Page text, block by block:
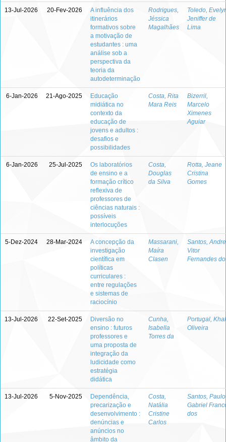
13-Jul-2026 20-Fev-2026
A influência dos
itinerários
formativos sobre
a motivação de
estudantes : uma
análise sob a
perspectiva da
teoria da
autodeterminação
Rodrigues,
Jéssica
Magalhães
Toledo,
Jeniffer de
Lima
6-Jan-2026 21-Ago-2025
Educação
midiática no
contexto da
educação de
jovens e adultos :
desafios e
possibilidades
Costa, Rita
Mara Reis
Bizerril,
Marcelo
Ximenes
Aguiar
6-Jan-2026 25-Jul-2025
Os laboratórios
de ensino e a
formação crítico
reflexiva de
professores de
ciências naturais :
possíveis
interlocuções
Costa,
Douglas
da Silva
Rotta, Jeane
Cristina
Gomes
5-Dez-2024 28-Mar-2024
A concepção da
investigação
científica em
políticas
curriculares :
entre regulações
e sistemas de
raciocínio
Massarani,
Maíra
Clasen
Santos, Andre
Vitor
Fernandes
13-Jul-2026 22-Set-2025
Diversão no
ensino : futuros
professores e
uma proposta de
integração da
ludicidade como
estratégia
didática
Cunha,
Isabella
Torres da
Portugal,
Oliveira
13-Jul-2026 5-Nov-2025
Dependência,
precarização e
desenvolvimento :
denúncias e
anúncios no
âmbito da
Costa,
Natália
Cristine
Carlos
Santos, Paulo
Gabriel
dos